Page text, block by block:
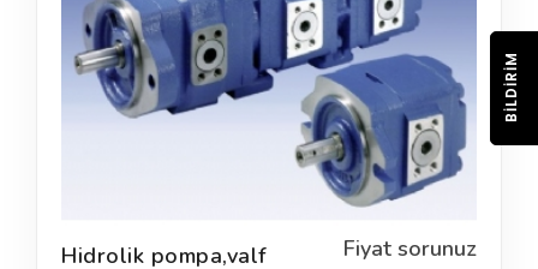
Fiyat sorunuz
Hidrolik pompa,valf
BILDIRIM